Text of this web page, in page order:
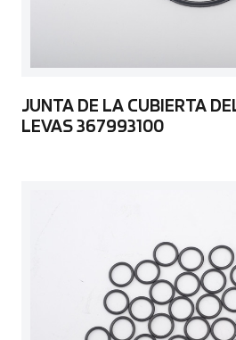
JUNTA DE LA CUBIERTA
LEVAS 367993100